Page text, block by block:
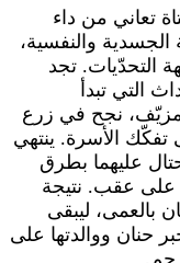
تعاني من داء
والنفسية،
التحدّيات. تجد
التي تبدأ
نجح في زرع
تفكّك الأسرة. ينتهي
عليهما بطرق
على عقب. نتيجة
بالعمى، ليبقى
حنان ووالدتها على